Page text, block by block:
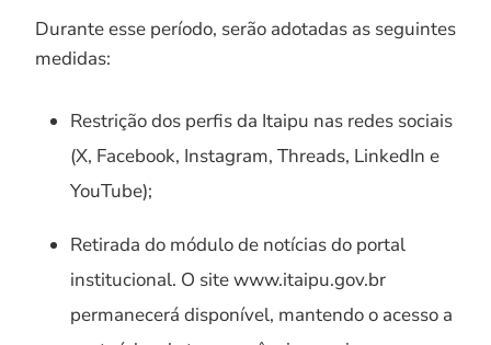
Durante esse período, serão adotadas as seguintes
medidas:
Restrição dos perfis da Itaipu nas redes sociais
(X, Facebook, Instagram, Threads, LinkedIn e
YouTube);
Retirada do módulo de notícias do portal
institucional. O site www.itaipu.gov.br
permanecerá disponível, mantendo o acesso a